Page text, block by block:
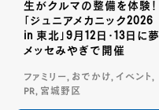
生がクルマの整備を体験！
「ジュニアメカニック2026
in 東北」9月12日・13日に夢
メッセみやぎで開催
ファミリー, おでかけ, イベント,
PR, 宮城野区